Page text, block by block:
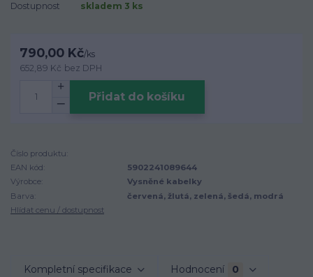
Dostupnost skladem 3 ks
790,00 Kč/ks
652,89 Kč bez DPH
Přidat do košíku
Číslo produktu:
EAN kód:
5902241089644
Výrobce:
Vysněné kabelky
Barva:
červená, žlutá, zelená, šedá, modrá
Hlídat cenu / dostupnost
Kompletní specifikace Hodnocení 0